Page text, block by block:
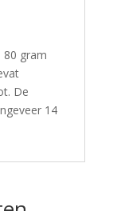
80 gram
De
14